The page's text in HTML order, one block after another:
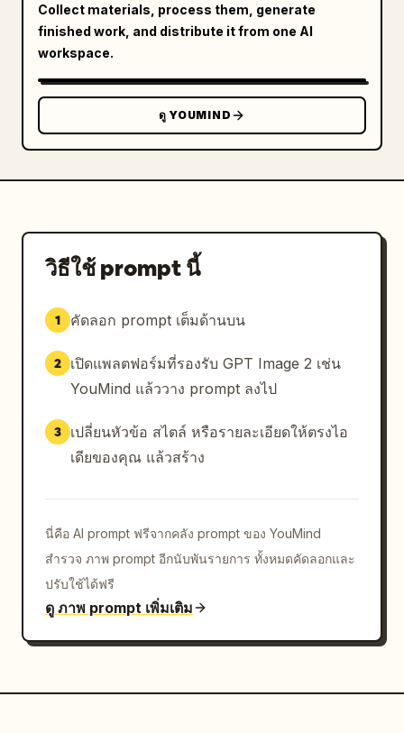
สไตล์ภาพ: ภาพประกอบสีน้ำและหมึกที่ละเอียดอ่อน
สุนทรียศาสตร์แบบบันทึกการเดินทางที่โรแมนติก พื้นผิวแบบ
วาดด้วยมือ โทนสีพาสเทลนุ่มนวลพร้อมรอยแต้มสีน้ำเงิน
ชมพู ส้ม และเทา ใช้รายละเอียดสูงในสถาปัตยกรรมและ
เสื้อผ้า การสะท้อนแสงที่ส่องสว่าง ความลึกแบบภาพยนตร์
และขอบของภาพจำลองโทรศัพท์ที่สะอาดตา ทำให้ภาพรวม
ข้อจำกัด: แสดงสมาร์ทโฟน 3 เครื่อง นักท่องเที่ยวหญิง 3
คน และฉากเมืองที่แตกต่างกัน 3 ฉาก ห้ามเพิ่มโทรศัพท์
พิเศษ ตัวละครหลักพิเศษ โลโก้ ลายน้ำ หรือสิ่งรบกวนที่
มองเห็นได้และบันทึกย่อลายมือนิวยอร์กเท่านั้น
Collect materials, process them, generate
finished work, and distribute it from one AI
workspace.
ดู YOUMIND
วิธีใช้ prompt นี้
1 คัดลอก prompt เต็มด้านบน
2
เปิดแพลตฟอร์มที่รองรับ GPT Image 2 เช่น
YouMind แล้ววาง prompt ลงไป
3
เปลี่ยนหัวข้อ สไตล์ หรือรายละเอียดให้ตรงไอ
เดียของคุณ แล้วสร้าง
นี่คือ AI prompt ฟรีจากคลัง prompt ของ YouMind
สำรวจ ภาพ prompt อีกนับพันรายการ ทั้งหมดคัดลอกและ
ปรับใช้ได้ฟรี
ดู ภาพ prompt เพิ่มเติม